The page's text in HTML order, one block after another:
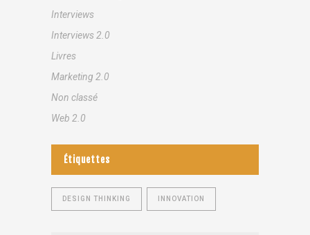
Interviews
Interviews 2.0
Livres
Marketing 2.0
Non classé
Web 2.0
Étiquettes
DESIGN THINKING INNOVATION